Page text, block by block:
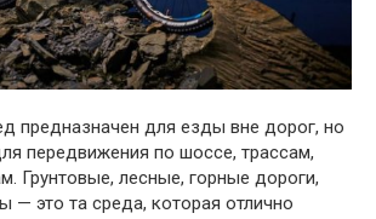
предназначен для езды вне дорог, но
передвижения по шоссе, трассам,
Грунтовые, лесные, горные дороги,
— это та среда, которая отлично